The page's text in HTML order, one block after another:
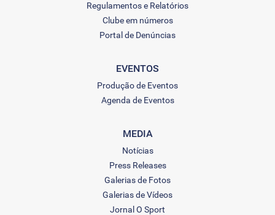
Regulamentos e Relatórios
Clube em números
Portal de Denúncias
EVENTOS
Produção de Eventos
Agenda de Eventos
MEDIA
Notícias
Press Releases
Galerias de Fotos
Galerias de Vídeos
Jornal O Sport